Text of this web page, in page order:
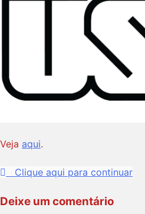
Veja aqui.
Clique aqui para continuar
Deixe um comentário